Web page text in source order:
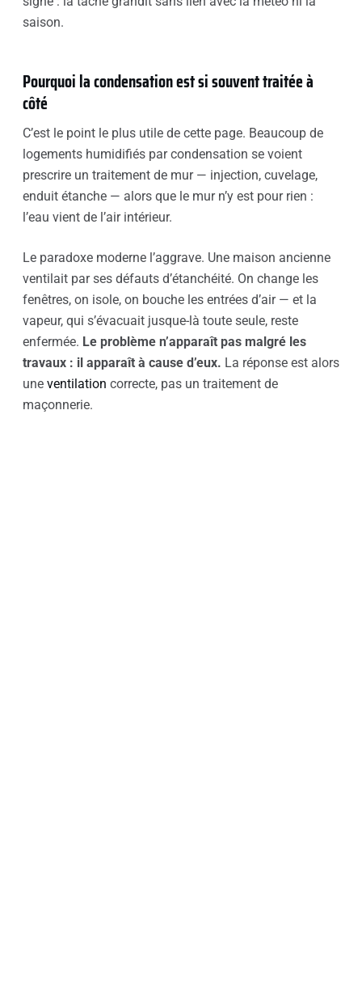
saison.
Pourquoi la condensation est si souvent traitée à
côté
C’est le point le plus utile de cette page. Beaucoup de
logements humidifiés par condensation se voient
prescrire un traitement de mur — injection, cuvelage,
enduit étanche — alors que le mur n’y est pour rien :
l’eau vient de l’air intérieur.
Le paradoxe moderne l’aggrave. Une maison ancienne
ventilait par ses défauts d’étanchéité. On change les
fenêtres, on isole, on bouche les entrées d’air — et la
vapeur, qui s’évacuait jusque-là toute seule, reste
enfermée. Le problème n’apparaît pas malgré les
travaux : il apparaît à cause d’eux. La réponse est alors
une ventilation correcte, pas un traitement de
maçonnerie.